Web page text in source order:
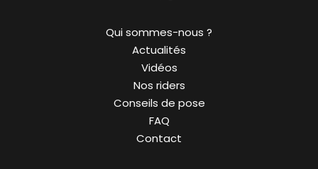
Qui sommes-nous ?
Actualités
Vidéos
Nos riders
Conseils de pose
FAQ
Contact